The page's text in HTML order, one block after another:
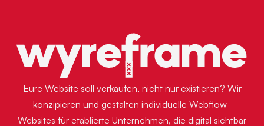
Eure Website soll verkaufen, nicht nur existieren? Wir
konzipieren und gestalten individuelle Webflow-
Websites für etablierte Unternehmen, die digital sichtbar